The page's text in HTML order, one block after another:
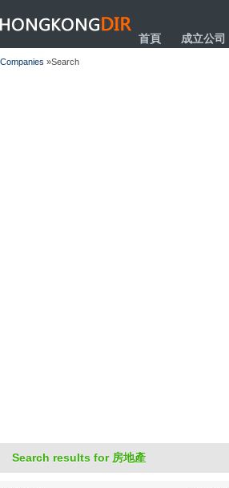
HONGKONGDIR
首頁 成立公司
Companies »Search
Search results for 房地產